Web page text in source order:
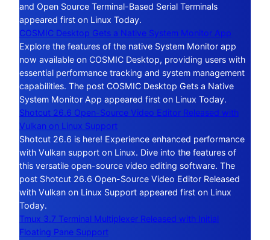
and Open Source Terminal-Based Serial Terminals
appeared first on Linux Today.
COSMIC Desktop Gets a Native System Monitor App
Explore the features of the native System Monitor app
now available on COSMIC Desktop, providing users with
essential performance tracking and system management
capabilities. The post COSMIC Desktop Gets a Native
System Monitor App appeared first on Linux Today.
Shotcut 26.6 Open-Source Video Editor Released with
Vulkan on Linux Support
Shotcut 26.6 is here! Experience enhanced performance
with Vulkan support on Linux. Dive into the features of
this versatile open-source video editing software. The
post Shotcut 26.6 Open-Source Video Editor Released
with Vulkan on Linux Support appeared first on Linux
Today.
Tmux 3.7 Terminal Multiplexer Released with Initial
Floating Pane Support